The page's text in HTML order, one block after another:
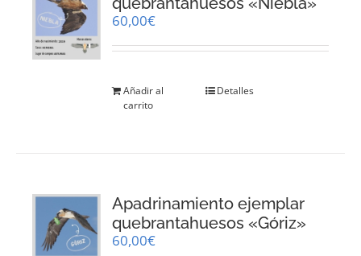
60,00€
Añadir al
carrito
Detalles
Apadrinamiento ejemplar
quebrantahuesos «Góriz»
60,00€